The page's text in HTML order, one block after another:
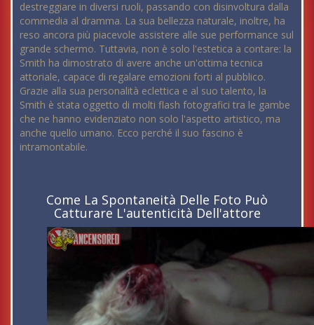
destreggiare in diversi ruoli, passando con disinvoltura dalla
commedia al dramma. La sua bellezza naturale, inoltre, ha
reso ancora più piacevole assistere alle sue performance sul
grande schermo. Tuttavia, non è solo l'estetica a contare: la
Smith ha dimostrato di avere anche un'ottima tecnica
attoriale, capace di regalare emozioni forti al pubblico.
Grazie alla sua personalità eclettica e al suo talento, la
Smith è stata oggetto di molti flash fotografici tra le gambe
che ne hanno evidenziato non solo l'aspetto artistico, ma
anche quello umano. Ecco perché il suo fascino è
intramontabile.
Come La Spontaneità Delle Foto Può
Catturare L'autenticità Dell'attore